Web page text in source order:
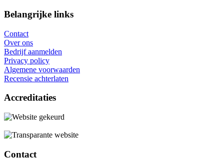
Belangrijke links
Contact
Over ons
Bedrijf aanmelden
Privacy policy
Algemene voorwaarden
Recensie achterlaten
Accreditaties
Contact